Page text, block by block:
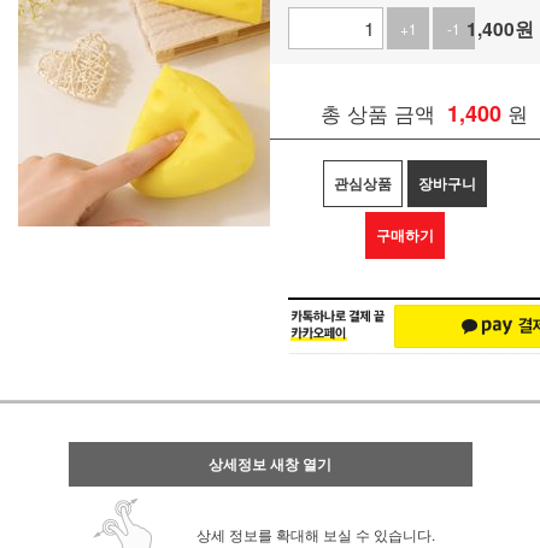
+1
-1 1,400원
총 상품 금액 1,400 원
관심상품 장바구니
구매하기
상세정보 새창 열기
상세 정보를 확대해 보실 수 있습니다.